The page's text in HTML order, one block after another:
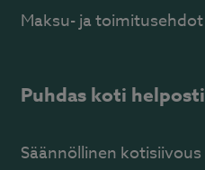
Maksu- ja toimitusehdot
Puhdas koti helposti
Säännöllinen kotisiivous